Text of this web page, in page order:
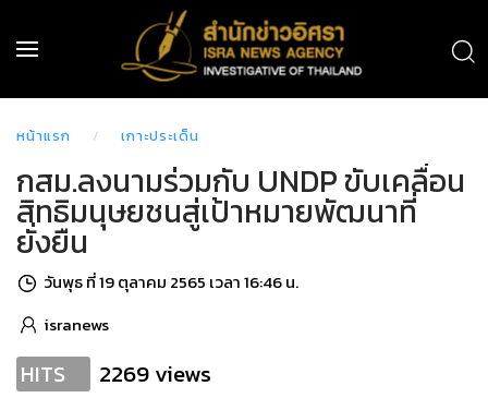
หน้าแรก เกาะประเด็น
กสม.ลงนามร่วมกับ UNDP ขับเคลื่อน
สิทธิมนุษยชนสู่เป้าหมายพัฒนาที่
ยั่งยืน
วันพุธ ที่ 19 ตุลาคม 2565 เวลา 16:46 น.
isranews
HITS 2269 views